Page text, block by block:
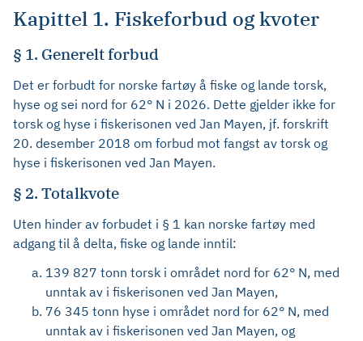
Kapittel 1. Fiskeforbud og kvoter
§ 1. Generelt forbud
Det er forbudt for norske fartøy å fiske og lande torsk,
hyse og sei nord for 62° N i 2026. Dette gjelder ikke for
torsk og hyse i fiskerisonen ved Jan Mayen, jf. forskrift
20. desember 2018 om forbud mot fangst av torsk og
hyse i fiskerisonen ved Jan Mayen.
§ 2. Totalkvote
Uten hinder av forbudet i § 1 kan norske fartøy med
adgang til å delta, fiske og lande inntil:
139 827 tonn torsk i området nord for 62° N, med
unntak av i fiskerisonen ved Jan Mayen,
76 345 tonn hyse i området nord for 62° N, med
unntak av i fiskerisonen ved Jan Mayen, og